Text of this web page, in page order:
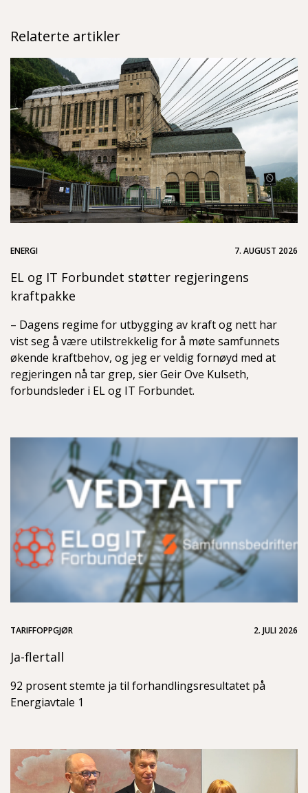
Relaterte artikler
ENERGI 7. AUGUST 2026
EL og IT Forbundet støtter regjeringens
kraftpakke
– Dagens regime for utbygging av kraft og nett har
vist seg å være utilstrekkelig for å møte samfunnets
økende kraftbehov, og jeg er veldig fornøyd med at
regjeringen nå tar grep, sier Geir Ove Kulseth,
forbundsleder i EL og IT Forbundet.
TARIFFOPPGJØR 2. JULI 2026
Ja-flertall
92 prosent stemte ja til forhandlingsresultatet på
Energiavtale 1